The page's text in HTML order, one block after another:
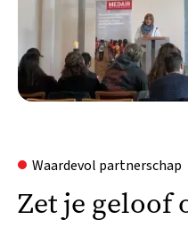
Waardevol partnerschap
Zet je geloof